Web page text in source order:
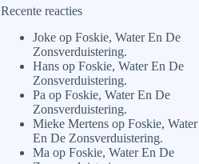
Recente reacties
Joke opFoskie, Water En De
Zonsverduistering.
Hans opFoskie, Water En De
Zonsverduistering.
Pa opFoskie, Water En De
Zonsverduistering.
Mieke Mertens opFoskie, Water
En De Zonsverduistering.
Ma opFoskie, Water En De